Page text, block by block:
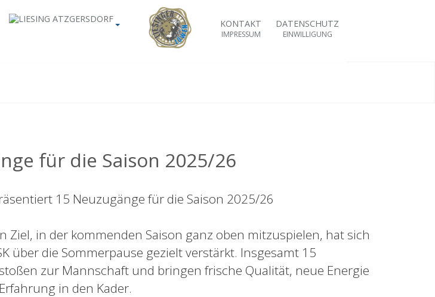
KONTAKT
IMPRESSUM
DATENSCHUTZ
EINWILLIGUNG
für die Saison 2025/26
15 Neuzugänge für die Saison 2025/26
Ziel, in der kommenden Saison ganz oben mitzuspielen, hat sich
über die Sommerpause gezielt verstärkt. Insgesamt 15
zur Mannschaft und bringen frische Qualität, neue Energie
in den Kader.